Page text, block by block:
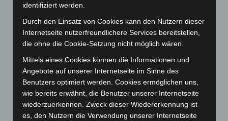
November 2024(94)
Oktober 2024(93)
September 2024
(112)
August 2024
(107)
Juli 2024(89)
Juni 2024(107)
Mai 2024
(149)
April 2024(102)
identifiziert werden.
Durch den Einsatz von Cookies kann den Nutzern dieser
Internetseite nutzerfreundlichere Services bereitstellen,
die ohne die Cookie-Setzung nicht möglich wären.
Mittels eines Cookies können die Informationen und
Angebote auf unserer Internetseite im Sinne des
Benutzers optimiert werden. Cookies ermöglichen uns,
wie bereits erwähnt, die Benutzer unserer Internetseite
wiederzuerkennen. Zweck dieser Wiedererkennung ist
es, den Nutzern die Verwendung unserer Internetseite